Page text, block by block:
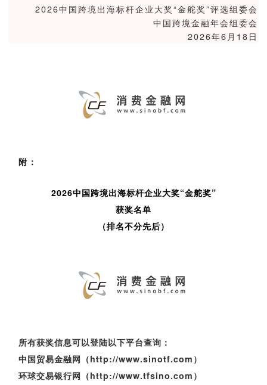
2026中国跨境出海标杆企业大奖“金舵奖”评选组委会
中国跨境金融年会组委会
2026年6月18日
附：
2026中国跨境出海标杆企业大奖“金舵奖”
获奖名单
（排名不分先后）
所有获奖信息可以登陆以下平台查询：
中国贸易金融网（http://www.sinotf.com ）
环球交易银行网（http://www.tfsino.com）